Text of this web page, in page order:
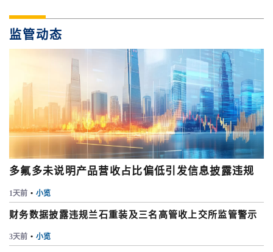
监管动态
多氟多未说明产品营收占比偏低引发信息披露违规
1天前 • 小览
财务数据披露违规兰石重装及三名高管收上交所监管警示
3天前 • 小览